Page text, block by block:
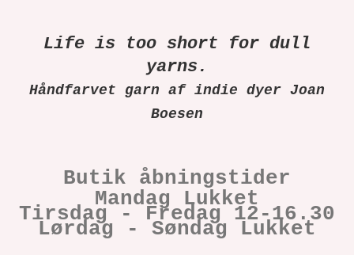
Life is too short for dull
yarns.
​​​Håndfarvet garn af indie dyer Joan
Boesen
Butik åbningstider
Mandag Lukket
Tirsdag - Fredag 12-16.30
Lørdag - Søndag Lukket